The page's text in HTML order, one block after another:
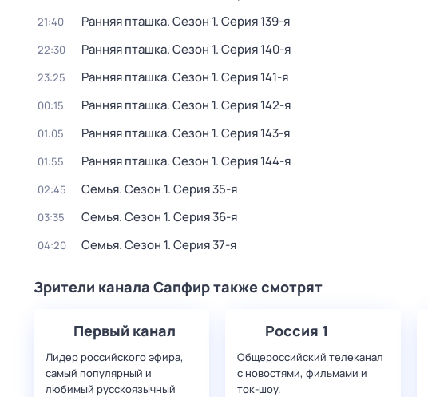
21:40 Ранняя пташка. Сезон 1. Серия 139-я
22:30 Ранняя пташка. Сезон 1. Серия 140-я
23:25 Ранняя пташка. Сезон 1. Серия 141-я
00:15 Ранняя пташка. Сезон 1. Серия 142-я
01:05 Ранняя пташка. Сезон 1. Серия 143-я
01:55 Ранняя пташка. Сезон 1. Серия 144-я
02:45 Семья. Сезон 1. Серия 35-я
03:35 Семья. Сезон 1. Серия 36-я
04:20 Семья. Сезон 1. Серия 37-я
Зрители канала Сапфир также смотрят
Первый канал
Лидер российского эфира,
самый популярный и
любимый русскоязычный
Россия 1
Общероссийский телеканал
с новостями, фильмами и
ток-шоу.